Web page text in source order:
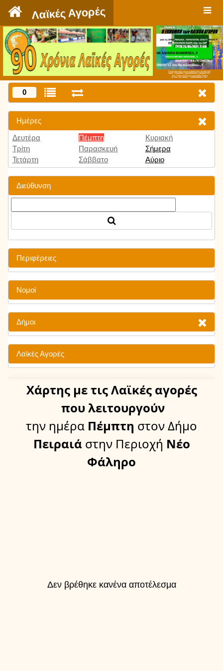
Λαϊκές Αγορές
Πατήστε εδώ για να δείτε την εκπομπή
την Τρίτη 9:00 μμ και κάθε Τρίτη
0
Ημέρες
Δευτέρα
Τρίτη
Τετάρτη
Πέμπτη
Παρασκευή
Σάββατο
Κυριακή
Σήμερα
Αύριο
Διεύθυνση
Περιφέρειες
Νομοί
Δήμοι
Λαϊκές Αγορές
Χάρτης με τις Λαϊκές αγορές
που λειτουργούν
την ημέρα Πέμπτη στον Δήμο
Πειραιά στην Περιοχή Νέο
Φάληρο
Δεν βρέθηκε κανένα αποτέλεσμα